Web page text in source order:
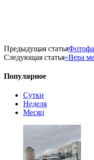
Предыдущая статья
Следующая статья«Вера
Популярное
Сутки
Неделя
Месяц